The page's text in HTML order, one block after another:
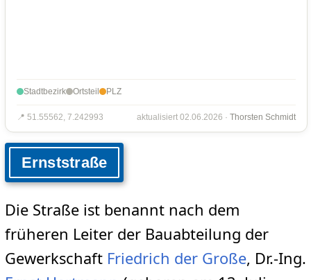
Stadtbezirk Ortsteil PLZ
📍 51.55562, 7.242993 aktualisiert 02.06.2026 ·Thorsten Schmidt
Ernststraße
Die Straße ist benannt nach dem
früheren Leiter der Bauabteilung der
Gewerkschaft Friedrich der Große, Dr.-Ing.